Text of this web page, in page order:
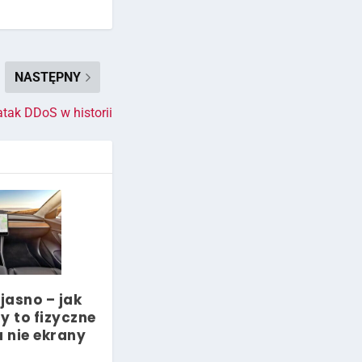
NASTĘPNY
DDoS w historii
– jak
to fizyczne
nie ekrany